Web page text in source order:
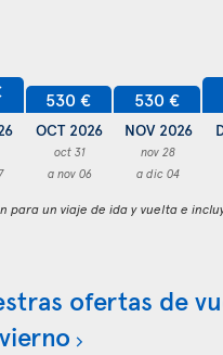
530 €
OCT 2026
oct 31
a nov 06
530 €
NOV 2026
nov 28
a dic 04
para un viaje de ida y vuelta e
ofertas de